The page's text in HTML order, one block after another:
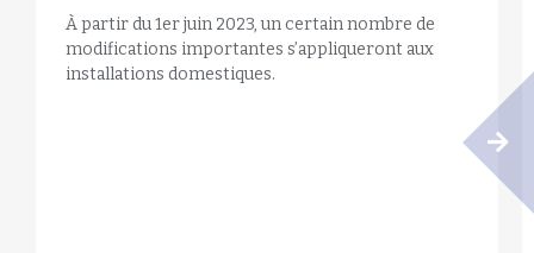
À partir du 1er juin 2023, un certain nombre de
modifications importantes s’appliqueront aux
installations domestiques.